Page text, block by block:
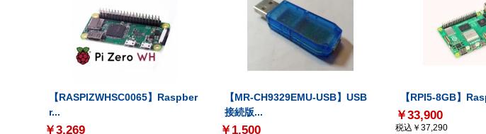
【RASPIZWHSC0065】Raspber
r...
￥3,269
【MR-CH9329EMU-USB】USB
接続版...
￥1,500
【RPI5-8GB】
￥33,900
税込￥37,290